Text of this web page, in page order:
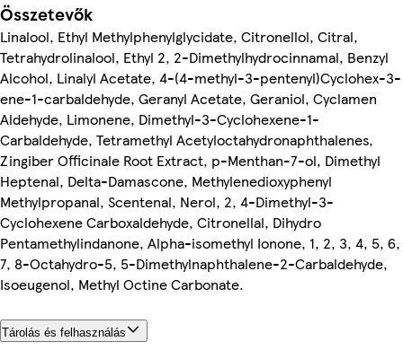
Összetevők
Linalool, Ethyl Methylphenylglycidate, Citronellol, Citral,
Tetrahydrolinalool, Ethyl 2, 2-Dimethylhydrocinnamal, Benzyl
Alcohol, Linalyl Acetate, 4-(4-methyl-3-pentenyl)Cyclohex-3-
ene-1-carbaldehyde, Geranyl Acetate, Geraniol, Cyclamen
Aldehyde, Limonene, Dimethyl-3-Cyclohexene-1-
Carbaldehyde, Tetramethyl Acetyloctahydronaphthalenes,
Zingiber Officinale Root Extract, p-Menthan-7-ol, Dimethyl
Heptenal, Delta-Damascone, Methylenedioxyphenyl
Methylpropanal, Scentenal, Nerol, 2, 4-Dimethyl-3-
Cyclohexene Carboxaldehyde, Citronellal, Dihydro
Pentamethylindanone, Alpha-isomethyl Ionone, 1, 2, 3, 4, 5, 6,
7, 8-Octahydro-5, 5-Dimethylnaphthalene-2-Carbaldehyde,
Isoeugenol, Methyl Octine Carbonate.
Tárolás és felhasználás